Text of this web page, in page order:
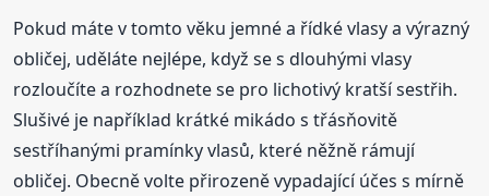
Pokud máte v tomto věku jemné a řídké vlasy a výrazný
obličej, uděláte nejlépe, když se s dlouhými vlasy
rozloučíte a rozhodnete se pro lichotivý kratší sestřih.
Slušivé je například krátké mikádo s třásňovitě
sestříhanými pramínky vlasů, které něžně rámují
obličej. Obecně volte přirozeně vypadající účes s mírně